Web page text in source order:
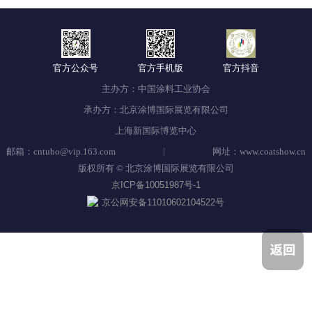
官方公众号 官方手机版
官方抖音
主办方：中国涂料工业协会
承办方：北京涂博国际展览有限公司
上海新国际博览中心
邮箱：cntubo@vip.163.com
|
网址：www.coatshow.cn
版权所有 © 北京涂博国际展览有限公司
京ICP备10051987号-1
京公网安备11010602104522号